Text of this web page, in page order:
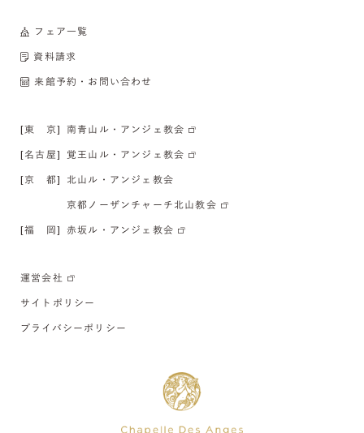
フェア一覧
資料請求
来館予約・お問い合わせ
[東 京] 南青山ル・アンジェ教会
[名古屋] 覚王山ル・アンジェ教会
[京 都] 北山ル・アンジェ教会
京都ノーザンチャーチ北山教会
[福 岡] 赤坂ル・アンジェ教会
運営会社
サイトポリシー
プライバシーポリシー